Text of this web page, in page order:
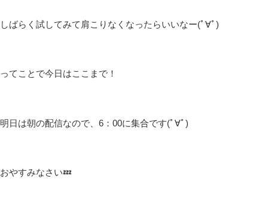
しばらく試してみて肩こりなくなったらいいなー(ﾟ∀ﾟ)
ってことで今日はここまで！
明日は朝の配信なので、6：00に集合です(ﾟ∀ﾟ)
おやすみなさい💤